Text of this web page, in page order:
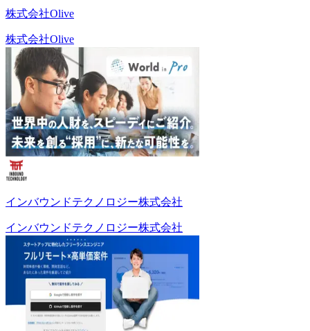
株式会社Olive
株式会社Olive
インバウンドテクノロジー株式会社
インバウンドテクノロジー株式会社